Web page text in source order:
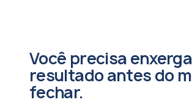
Você precisa
resultado antes do
fechar.